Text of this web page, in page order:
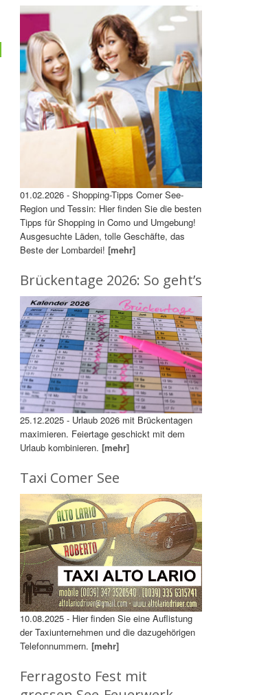
01.02.2026 - Shopping-Tipps Comer See-
Region und Tessin: Hier finden Sie die besten
Tipps für Shopping in Como und Umgebung!
Ausgesuchte Läden, tolle Geschäfte, das
Beste der Lombardei! [mehr]
Brückentage 2026: So geht’s
25.12.2025 - Urlaub 2026 mit Brückentagen
maximieren. Feiertage geschickt mit dem
Urlaub kombinieren. [mehr]
Taxi Comer See
10.08.2025 - Hier finden Sie eine Auflistung
der Taxiunternehmen und die dazugehörigen
Telefonnummern. [mehr]
Ferragosto Fest mit